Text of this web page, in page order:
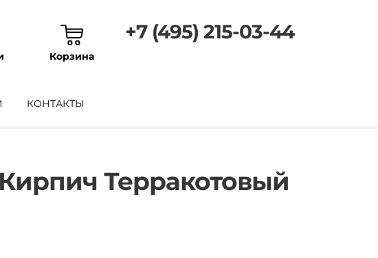
Корзина
+7 (495) 215-03-44
КОНТАКТЫ
Терракотовый